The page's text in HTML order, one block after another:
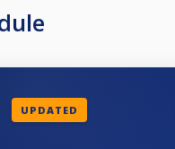
UPDATED